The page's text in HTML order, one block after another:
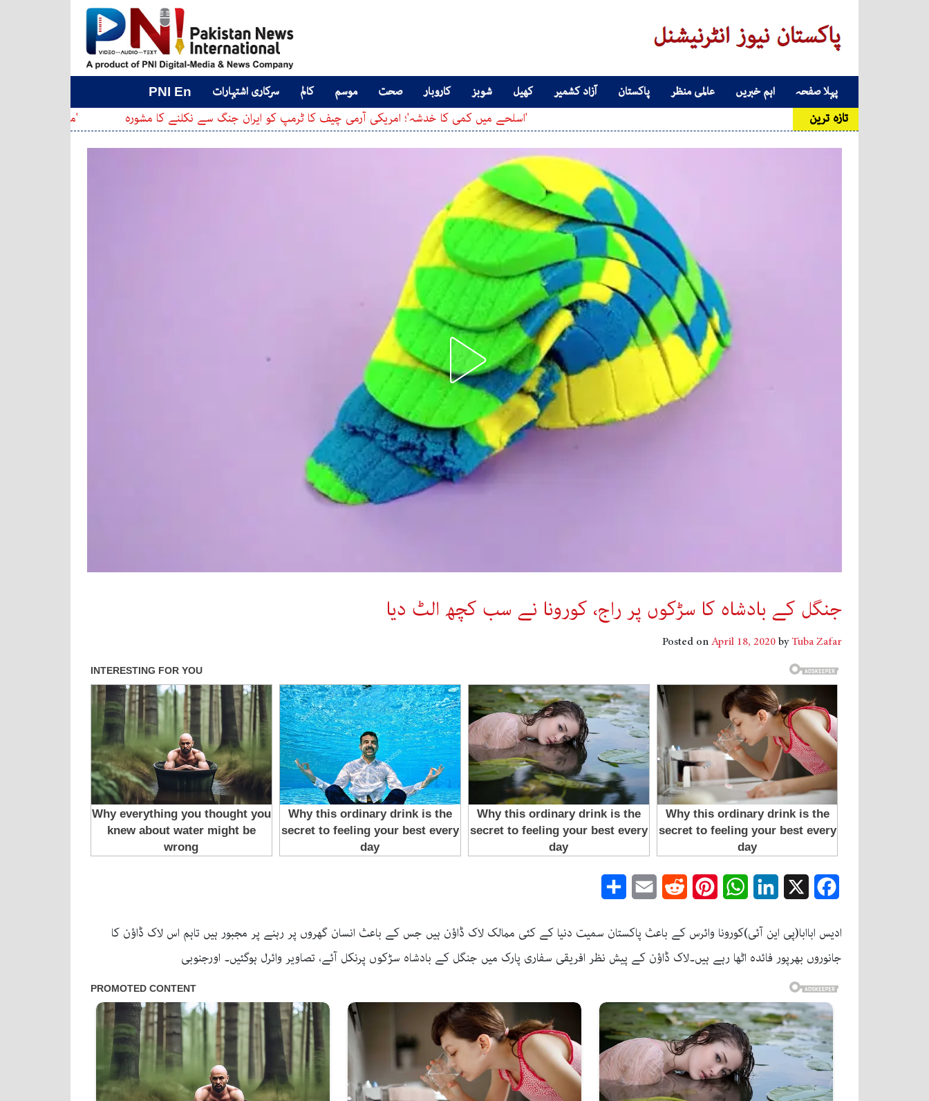
Main Navigationپہلا صفحہ اہم خبریں عالمی منظر پاکستان آزاد کشمیر کھیل شوبز کاروبار صحت موسم کالم سرکاری اشتہارات PNI En
تازہ ترین 'مکّہ دفاعی معاہدہ': 'اسلحے میں کمی کا خدشہ'؛ امریکی آرمی چیف کا ٹرمپ کو ایران جنگ سے نکلنے کا مشورہ
جنگل کے بادشاہ کا سڑکوں پر راج، کورونا نے سب کچھ الٹ دیا
Posted onApril 18, 2020byTuba Zafar
Facebook
LinkedIn
WhatsApp
Pinterest
Reddit
Email
ادیس اباابا(پی این آئی)کورونا وائرس کے باعث پاکستان سمیت دنیا کے کئی ممالک لاک ڈاؤن ہیں جس کے باعث انسان گھروں پر رہنے پر مجبور ہیں تاہم اس لاک ڈاؤن کا
جانوروں بھرپور فائدہ اٹھا رہے ہیں۔لاک ڈاؤن کے پیش نظر افریقی سفاری پارک میں جنگل کے بادشاہ سڑکوں پرنکل آئے، تصاویر وائرل ہوگئیں۔ اورجنوبی